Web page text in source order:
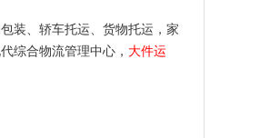
装、轿车托运、货物托运，家
综合物流管理中心， 大件运